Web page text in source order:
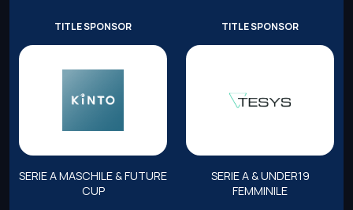
TITLE SPONSOR
SERIE A MASCHILE & FUTURE
CUP
TITLE SPONSOR
SERIE A & UNDER19
FEMMINILE